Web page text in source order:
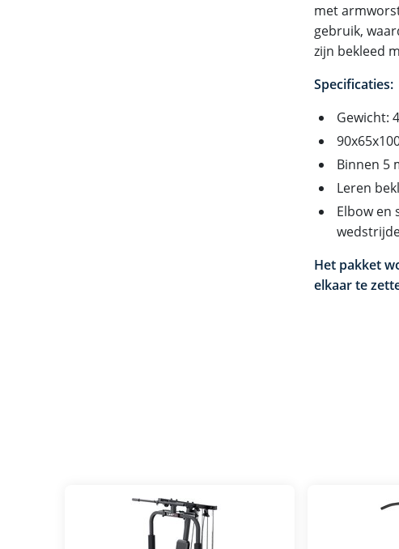
met
gebruik,
zijn bekleed
Specificaties:
Gewicht:
Binnen 5
Leren
Elbow en
Het pakket
elkaar te